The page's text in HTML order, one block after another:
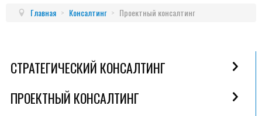
Главная > Консалтинг > Проектный консалтинг
СТРАТЕГИЧЕСКИЙ КОНСАЛТИНГ
ПРОЕКТНЫЙ КОНСАЛТИНГ